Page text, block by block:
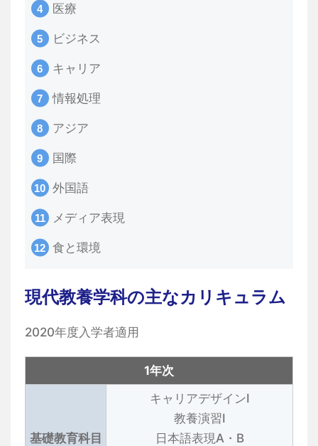
医療
ビジネス
キャリア
情報処理
アジア
国際
外国語
メディア表現
食と環境
現代教養学科の主なカリキュラム
2020年度入学者適用
1年次
基礎教育科目
キャリアデザインⅠ
教養演習Ⅰ
日本語表現A・B